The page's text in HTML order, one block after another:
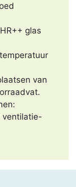
glas
van
ventilatie-